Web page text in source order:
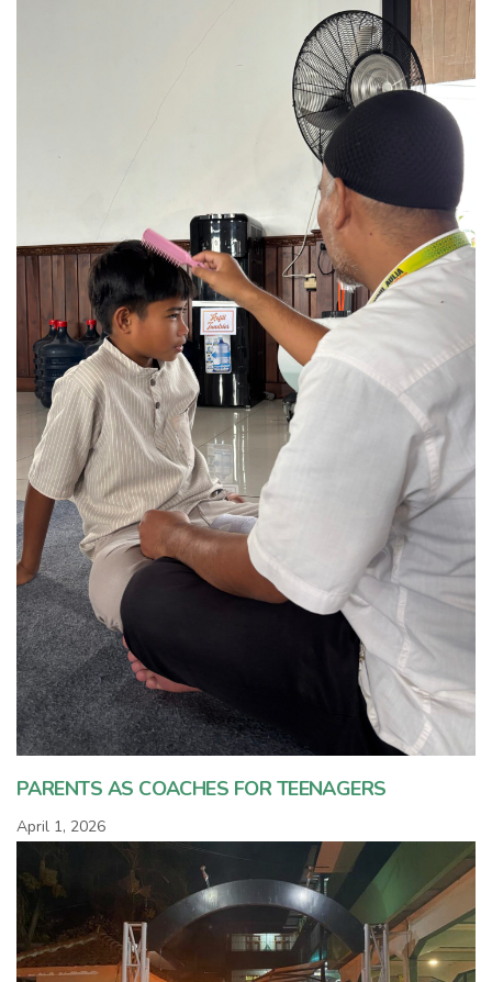
PARENTS AS COACHES FOR TEENAGERS
April 1, 2026